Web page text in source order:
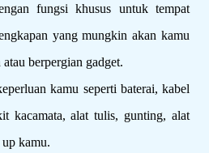
fungsi khusus untuk tempat
yang mungkin akan kamu
berpergian gadget.
kamu seperti baterai, kabel
kacamata, alat tulis, gunting, alat
kamu.